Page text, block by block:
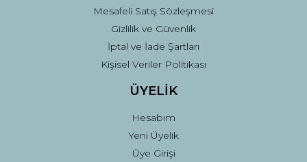
Mesafeli Satış Sözleşmesi
Gizlilik ve Güvenlik
İptal ve İade Şartları
Kişisel Veriler Politikası
ÜYELİK
Hesabım
Yeni Üyelik
Üye Girişi